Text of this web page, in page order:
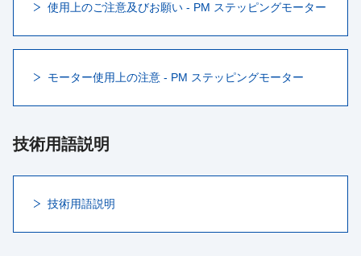
使用上のご注意及びお願い - PM ステッピングモーター
モーター使用上の注意 - PM ステッピングモーター
技術用語説明
技術用語説明